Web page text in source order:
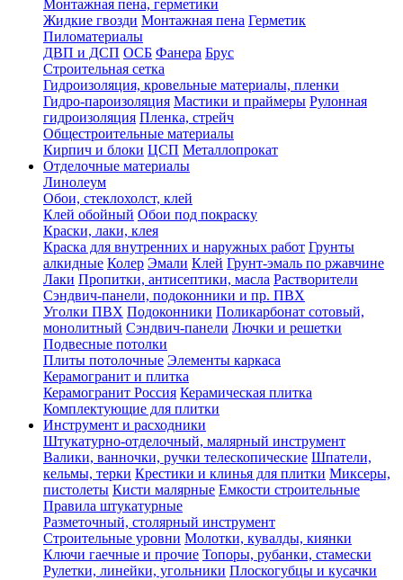
Монтажная пена, герметики
Жидкие гвозди Монтажная пена Герметик
Пиломатериалы
ДВП и ДСП ОСБ Фанера Брус
Строительная сетка
Гидроизоляция, кровельные материалы, пленки
Гидро-пароизоляция Мастики и праймеры Рулонная
гидроизоляция Пленка, стрейч
Общестроительные материалы
Кирпич и блоки ЦСП Металлопрокат
Отделочные материалы
Линолеум
Обои, стеклохолст, клей
Клей обойный Обои под покраску
Краски, лаки, клея
Краска для внутренних и наружных работ Грунты
алкидные Колер Эмали Клей Грунт-эмаль по ржавчине
Лаки Пропитки, антисептики, масла Растворители
Сэндвич-панели, подоконники и пр. ПВХ
Уголки ПВХ Подоконники Поликарбонат сотовый,
монолитный Сэндвич-панели Лючки и решетки
Подвесные потолки
Плиты потолочные Элементы каркаса
Керамогранит и плитка
Керамогранит Россия Керамическая плитка
Комплектующие для плитки
Инструмент и расходники
Штукатурно-отделочный, малярный инструмент
Валики, ванночки, ручки телескопические Шпатели,
кельмы, терки Крестики и клинья для плитки Миксеры,
пистолеты Кисти малярные Емкости строительные
Правила штукатурные
Разметочный, столярный инструмент
Строительные уровни Молотки, кувалды, киянки
Ключи гаечные и прочие Топоры, рубанки, стамески
Рулетки, линейки, угольники Плоскогубцы и кусачки